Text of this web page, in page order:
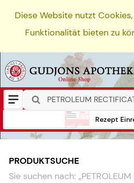
Diese Website nutzt
Funktionalität bieten zu
Rezept
PRODUKTSUCHE
Sie suchen nach: „